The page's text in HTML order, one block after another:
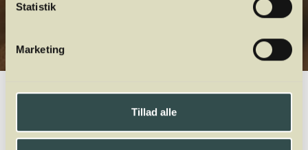
Statistik
Marketing
Tillad alle
A B C D E F G H I J K L M N O P Q R S T U V W X